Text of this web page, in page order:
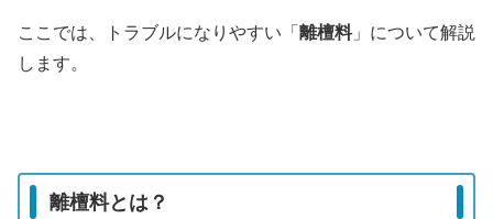
ここでは、トラブルになりやすい「 離檀料」について解説
します。
離檀料とは？